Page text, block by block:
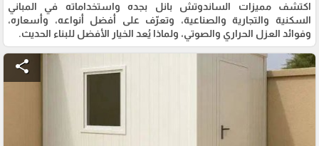
اكتشف مميزات الساندوتش بانل بجده واستخداماته في المباني
السكنية والتجارية والصناعية، وتعرّف على أفضل أنواعه، وأسعاره،
وفوائد العزل الحراري والصوتي، ولماذا يُعد الخيار الأفضل للبناء الحديث.
share